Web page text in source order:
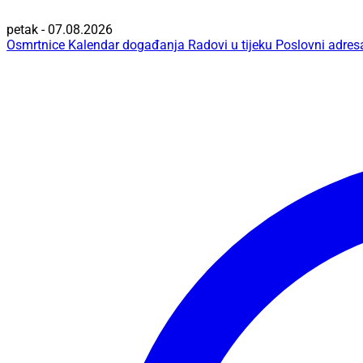
petak - 07.08.2026
Osmrtnice Kalendar događanja Radovi u tijeku Poslovni